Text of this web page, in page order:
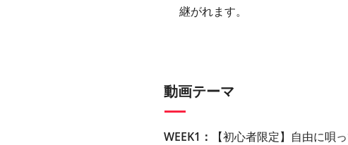
継がれます。
動画テーマ
WEEK1：
【初心者限定】自由に唄